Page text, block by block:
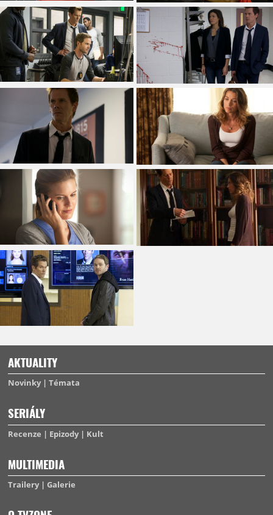
AKTUALITY
Novinky Témata
SERIÁLY
Recenze Epizody Kult
MULTIMEDIA
Trailery Galerie